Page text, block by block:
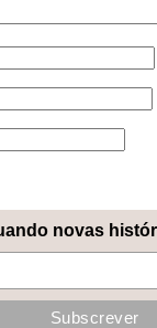
novas